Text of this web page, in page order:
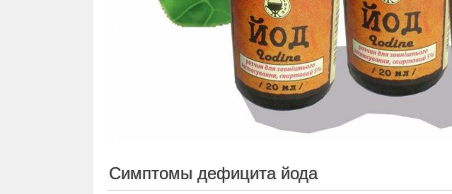
Симптомы дефицита йода